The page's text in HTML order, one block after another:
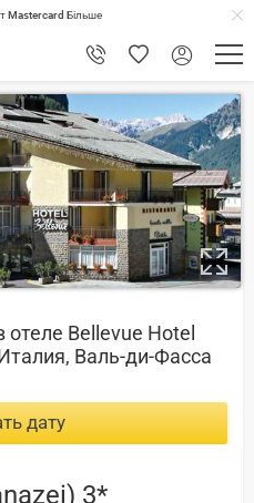
Mastercard Більше
7.8
Bellevue Hotel
Валь-ди-Фасса
дату
3*